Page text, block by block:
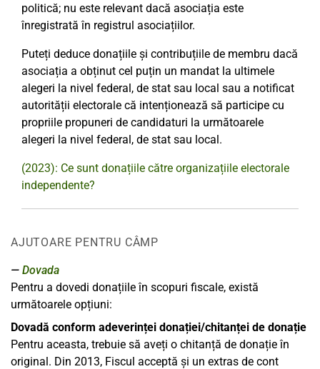
politică; nu este relevant dacă asociația este
înregistrată în registrul asociațiilor.
Puteți deduce donațiile și contribuțiile de membru dacă
asociația a obținut cel puțin un mandat la ultimele
alegeri la nivel federal, de stat sau local sau a notificat
autorității electorale că intenționează să participe cu
propriile propuneri de candidaturi la următoarele
alegeri la nivel federal, de stat sau local.
(2023): Ce sunt donațiile către organizațiile electorale
independente?
AJUTOARE PENTRU CÂMP
Dovada
Pentru a dovedi donațiile în scopuri fiscale, există
următoarele opțiuni:
Dovadă conform adeverinței donației/chitanței de donație
Pentru aceasta, trebuie să aveți o chitanță de donație în
original. Din 2013, Fiscul acceptă și un extras de cont